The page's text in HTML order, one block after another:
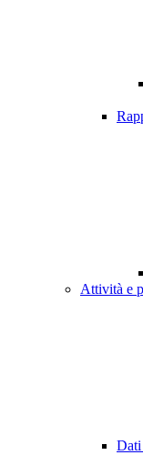
Attività e
Dati